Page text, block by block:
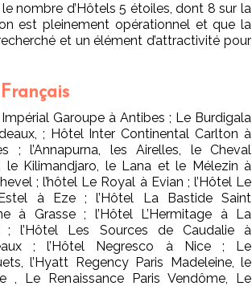
nombre d’Hôtels 5 étoiles, dont 8 sur la
est pleinement opérationnel et que la
et un élément d’attractivité pour
Garoupe à Antibes ; Le Burdigala
; Hôtel Inter Continental Carlton à
; l’Annapurna, les Airelles, le Cheval
le Kilimandjaro, le Lana et le Mélezin à
; l’hôtel Le Royal à Evian ; l’Hôtel Le
à Eze ; l’Hôtel La Bastide Saint
à Grasse ; l’Hôtel L’Hermitage à La
; l’Hôtel Les Sources de Caudalie à
; l’Hôtel Negresco à Nice ; Le
l’Hyatt Regency Paris Madeleine, le
, Le Renaissance Paris Vendôme, Le